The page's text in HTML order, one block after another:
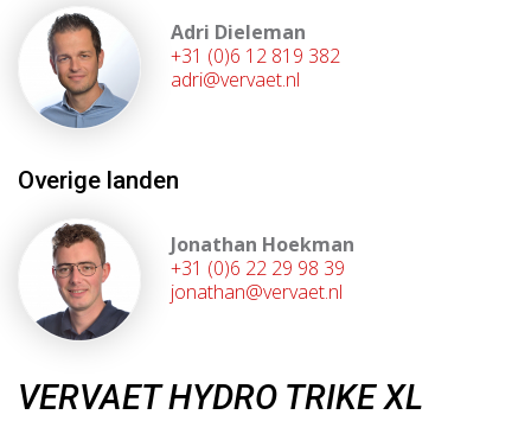
Adri Dieleman
+31 (0)6 12 819 382
adri@vervaet.nl
Overige landen
Jonathan Hoekman
+31 (0)6 22 29 98 39
jonathan@vervaet.nl
VERVAET HYDRO TRIKE XL